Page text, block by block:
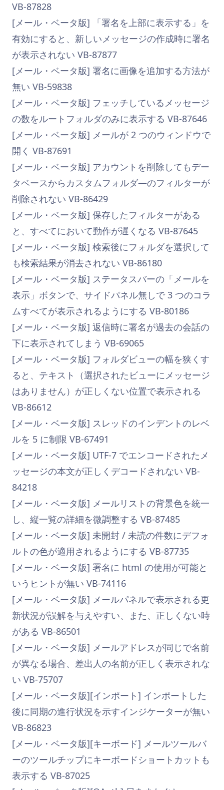
VB-87828
[メール・ベータ版] 「署名を上部に表示する」を
有効にすると、新しいメッセージの作成時に署名
が表示されない VB-87877
[メール・ベータ版] 署名に画像を追加する方法が
無い VB-59838
[メール・ベータ版] フェッチしているメッセージ
の数をルートフォルダのみに表示する VB-87646
[メール・ベータ版] メールが 2 つのウィンドウで
開く VB-87691
[メール・ベータ版] アカウントを削除してもデー
タベースからカスタムフォルダ―のフィルターが
削除されない VB-86429
[メール・ベータ版] 保存したフィルターがある
と、すべてにおいて動作が遅くなる VB-87645
[メール・ベータ版] 検索後にフォルダを選択して
も検索結果が消去されない VB-86180
[メール・ベータ版] ステータスバーの「メールを
表示」ボタンで、サイドパネル無しで 3 つのコラ
ムすべてが表示されるようにする VB-80186
[メール・ベータ版] 返信時に署名が過去の会話の
下に表示されてしまう VB-69065
[メール・ベータ版] フォルダビューの幅を狭くす
ると、テキスト（選択されたビューにメッセージ
はありません）が正しくない位置で表示される
VB-86612
[メール・ベータ版] スレッドのインデントのレベ
ルを 5 に制限 VB-67491
[メール・ベータ版] UTF-7 でエンコードされたメ
ッセージの本文が正しくデコードされない VB-
84218
[メール・ベータ版] メールリストの背景色を統一
し、縦一覧の詳細を微調整する VB-87485
[メール・ベータ版] 未開封 / 未読の件数にデフォ
ルトの色が適用されるようにする VB-87735
[メール・ベータ版] 署名に html の使用が可能と
いうヒントが無い VB-74116
[メール・ベータ版] メールパネルで表示される更
新状況が誤解を与えやすい、また、正しくない時
がある VB-86501
[メール・ベータ版] メールアドレスが同じで名前
が異なる場合、差出人の名前が正しく表示されな
い VB-75707
[メール・ベータ版][インポート] インポートした
後に同期の進行状況を示すインジケーターが無い
VB-86823
[メール・ベータ版][キーボード] メールツールバ
ーのツールチップにキーボードショートカットも
表示する VB-87025